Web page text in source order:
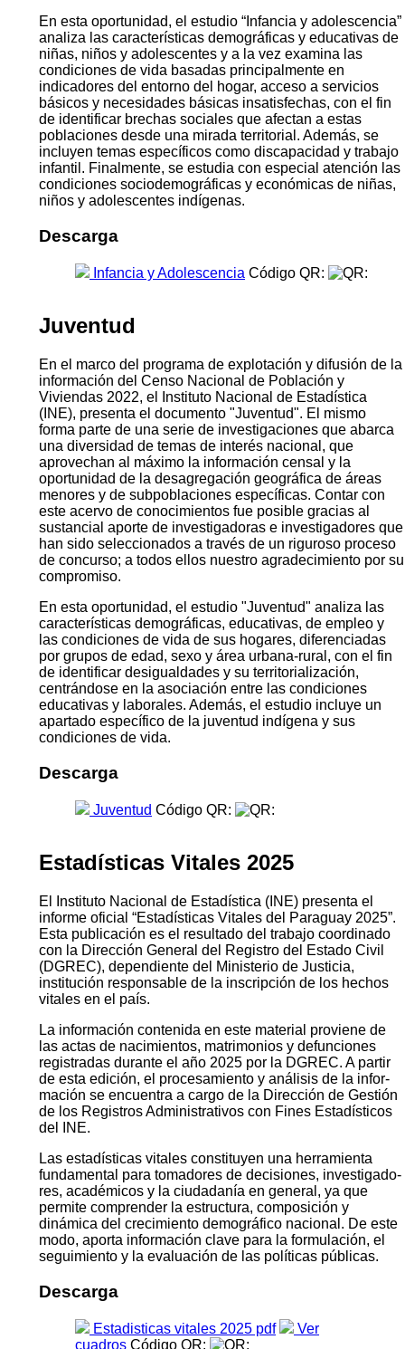
En esta oportunidad, el estudio “Infancia y adolescencia”
analiza las características demográficas y educativas de
niñas, niños y adolescentes y a la vez examina las
condiciones de vida basadas principalmente en
indicadores del entorno del hogar, acceso a servicios
básicos y necesidades básicas insatisfechas, con el fin
de identificar brechas sociales que afectan a estas
poblaciones desde una mirada territorial. Además, se
incluyen temas específicos como discapacidad y trabajo
infantil. Finalmente, se estudia con especial atención las
condiciones sociodemográficas y económicas de niñas,
niños y adolescentes indígenas.
Descarga
Infancia y Adolescencia Código QR:
Juventud
En el marco del programa de explotación y difusión de la
información del Censo Nacional de Población y
Viviendas 2022, el Instituto Nacional de Estadística
(INE), presenta el documento "Juventud". El mismo
forma parte de una serie de investigaciones que abarca
una diversidad de temas de interés nacional, que
aprovechan al máximo la información censal y la
oportunidad de la desagregación geográfica de áreas
menores y de subpoblaciones específicas. Contar con
este acervo de conocimientos fue posible gracias al
sustancial aporte de investigadoras e investigadores que
han sido seleccionados a través de un riguroso proceso
de concurso; a todos ellos nuestro agradecimiento por su
compromiso.
En esta oportunidad, el estudio "Juventud" analiza las
características demográficas, educativas, de empleo y
las condiciones de vida de sus hogares, diferenciadas
por grupos de edad, sexo y área urbana-rural, con el fin
de identificar desigualdades y su territorialización,
centrándose en la asociación entre las condiciones
educativas y laborales. Además, el estudio incluye un
apartado específico de la juventud indígena y sus
condiciones de vida.
Descarga
Juventud Código QR:
Estadísticas Vitales 2025
El Instituto Nacional de Estadística (INE) presenta el
informe oficial “Estadísticas Vitales del Paraguay 2025”.
Esta publicación es el resultado del trabajo coordinado
con la Dirección General del Registro del Estado Civil
(DGREC), dependiente del Ministerio de Justicia,
institución responsable de la inscripción de los hechos
vitales en el país.
La información contenida en este material proviene de
las actas de nacimientos, matrimonios y defunciones
registradas durante el año 2025 por la DGREC. A partir
de esta edición, el procesamiento y análisis de la infor­
mación se encuentra a cargo de la Dirección de Gestión
de los Registros Administrativos con Fines Estadísticos
del INE.
Las estadísticas vitales constituyen una herramienta
fundamental para tomadores de decisiones, investigado­
res, académicos y la ciudadanía en general, ya que
permite comprender la estructura, composición y
dinámica del crecimiento demográfico nacional. De este
modo, aporta información clave para la formulación, el
segui­miento y la evaluación de las políticas públicas.
Descarga
Estadisticas vitales 2025 pdf
Ver
cuadros Código QR: